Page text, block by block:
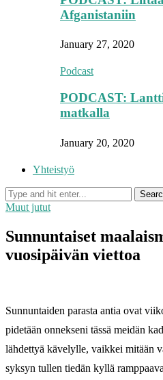
Afganistaniin
January 27, 2020
Podcast
PODCAST:
matkalla
January 20, 2020
Yhteistyö
Muut jutut
Sunnuntaiset
vuosipäivän viettoa
Sunnuntaiden parasta antia ovat
pidetään onnekseni tässä meidän
lähdettyä kävelylle, vaikkei mitään
syksyn tullen tiedän kyllä